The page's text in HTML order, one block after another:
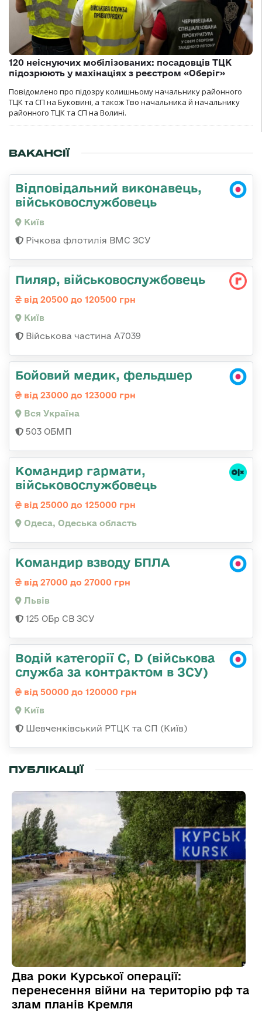
120 неіснуючих мобілізованих: посадовців ТЦК
підозрюють у махінаціях з реєстром «Оберіг»
Повідомлено про підозру колишньому начальнику районного
ТЦК та СП на Буковині, а також Тво начальника й начальнику
районного ТЦК та СП на Волині.
ВАКАНСІЇ
Відповідальний виконавець,
військовослужбовець
Київ
Річкова флотилія ВМС ЗСУ
Пиляр, військовослужбовець
від 20500 до 120500 грн
Київ
Військова частина А7039
Бойовий медик, фельдшер
від 23000 до 123000 грн
Вся Україна
503 ОБМП
Командир гаpмати,
військовослужбовець
від 25000 до 125000 грн
Одеса, Одеська область
Командир взводу БПЛА
від 27000 до 27000 грн
Львів
125 ОБр СВ ЗСУ
Водій категорії C, D (військова
служба за контрактом в ЗСУ)
від 50000 до 120000 грн
Київ
Шевченківський РТЦК та СП (Київ)
ПУБЛІКАЦІЇ
Два роки Курської операції:
перенесення війни на територію рф та
злам планів Кремля